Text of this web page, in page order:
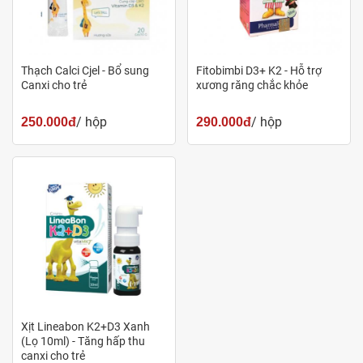
mãi khách hàng hấp dẫn,... đảm bảo là một địa điểm uy
tín, lý tưởng để mua sản phẩm này.
Liên hệ theohotline 1900 6505
để được tư vấn và mua
Selen có nguồn gốc thực vật: 16mcg
L - Lysine: 60mg
Tarine: 5mg
Vitamin B1: 0,6mg
Vitamin B6: 0,3mg
Vitamin D3: 200UI
Thạch Calci Cjel - Bổ sung
Canxi cho trẻ
250.000đ/ hộp
Fitobimbi D3+ K2 - Hỗ trợ
xương răng chắc khỏe
290.000đ/ hộp
Xịt Lineabon K2+D3 Xanh
(Lọ 10ml) - Tăng hấp thu
canxi cho trẻ